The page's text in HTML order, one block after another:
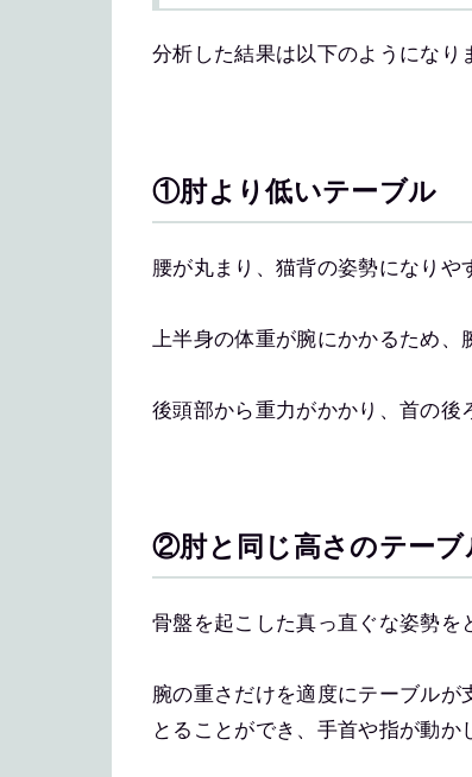
分析した結果は以下のようになり
①肘より低いテーブル
腰が丸まり、猫背の姿勢になりや
上半身の体重が腕にかかるため
後頭部から重力がかかり、首の後
②肘と同じ高さのテーブ
骨盤を起こした真っ直ぐな姿勢を
腕の重さだけを適度にテーブル
とることができ、手首や指が動か